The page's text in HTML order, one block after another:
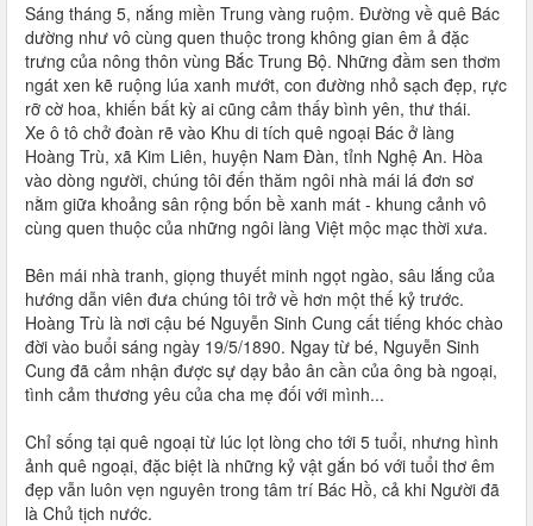
Sáng tháng 5, nắng miền Trung vàng ruộm. Đường về quê Bác
dường như vô cùng quen thuộc trong không gian êm ả đặc
trưng của nông thôn vùng Bắc Trung Bộ. Những đầm sen thơm
ngát xen kẽ ruộng lúa xanh mướt, con đường nhỏ sạch đẹp, rực
rỡ cờ hoa, khiến bất kỳ ai cũng cảm thấy bình yên, thư thái.
Xe ô tô chở đoàn rẽ vào Khu di tích quê ngoại Bác ở làng
Hoàng Trù, xã Kim Liên, huyện Nam Đàn, tỉnh Nghệ An. Hòa
vào dòng người, chúng tôi đến thăm ngôi nhà mái lá đơn sơ
nằm giữa khoảng sân rộng bốn bề xanh mát - khung cảnh vô
cùng quen thuộc của những ngôi làng Việt mộc mạc thời xưa.
Bên mái nhà tranh, giọng thuyết minh ngọt ngào, sâu lắng của
hướng dẫn viên đưa chúng tôi trở về hơn một thế kỷ trước.
Hoàng Trù là nơi cậu bé Nguyễn Sinh Cung cất tiếng khóc chào
đời vào buổi sáng ngày 19/5/1890. Ngay từ bé, Nguyễn Sinh
Cung đã cảm nhận được sự dạy bảo ân cần của ông bà ngoại,
tình cảm thương yêu của cha mẹ đối với mình...
Chỉ sống tại quê ngoại từ lúc lọt lòng cho tới 5 tuổi, nhưng hình
ảnh quê ngoại, đặc biệt là những kỷ vật gắn bó với tuổi thơ êm
đẹp vẫn luôn vẹn nguyên trong tâm trí Bác Hồ, cả khi Người đã
là Chủ tịch nước.